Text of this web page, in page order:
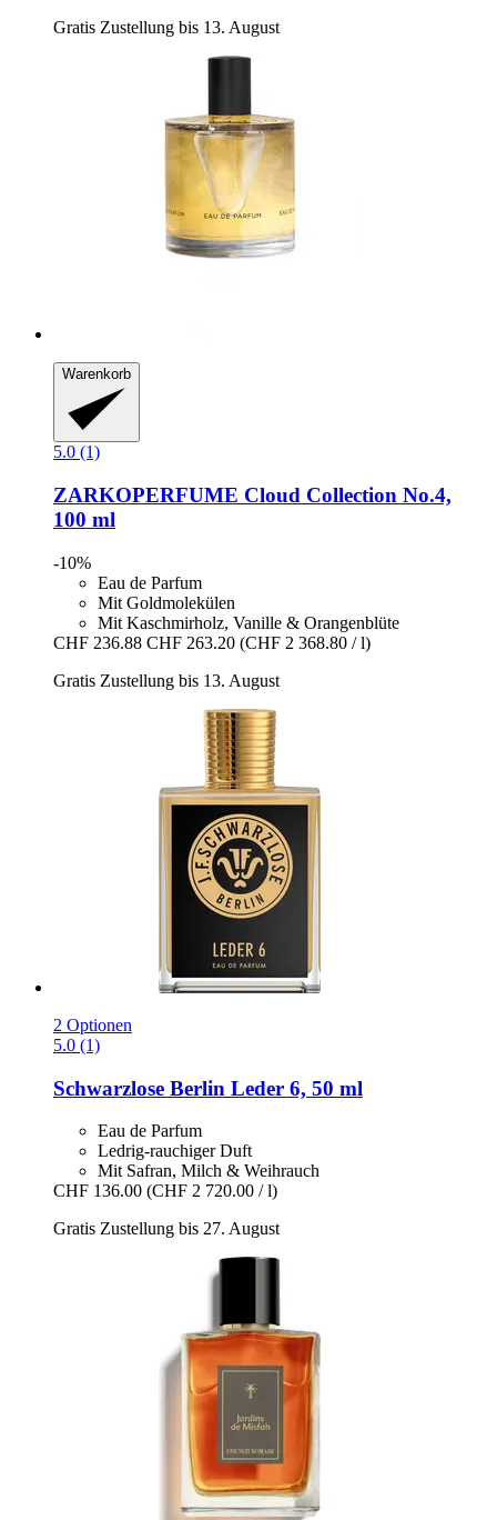
Gratis Zustellung bis 13. August
Warenkorb
5.0 (1)
ZARKOPERFUME Cloud Collection No.4,
100 ml
-10%
Eau de Parfum
Mit Goldmolekülen
Mit Kaschmirholz, Vanille & Orangenblüte
CHF 236.88 CHF 263.20 (CHF 2 368.80 / l)
Gratis Zustellung bis 13. August
2 Optionen
5.0 (1)
Schwarzlose Berlin Leder 6, 50 ml
Eau de Parfum
Ledrig-rauchiger Duft
Mit Safran, Milch & Weihrauch
CHF 136.00 (CHF 2 720.00 / l)
Gratis Zustellung bis 27. August